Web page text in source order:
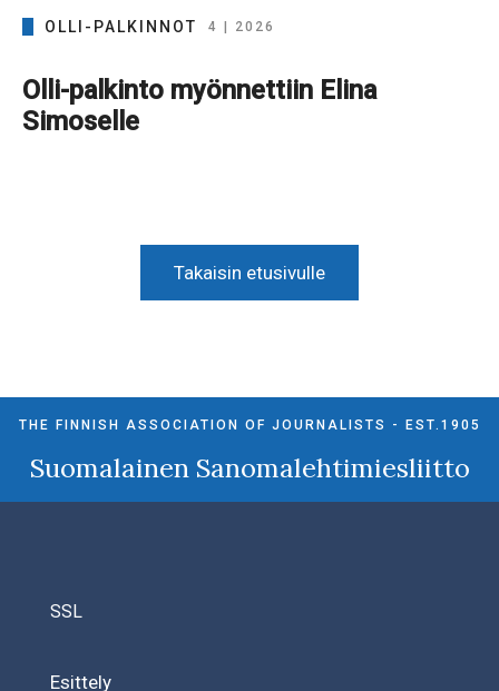
OLLI-PALKINNOT 4 | 2026
Olli-palkinto myönnettiin Elina
Simoselle
Takaisin etusivulle
THE FINNISH ASSOCIATION OF JOURNALISTS - EST.1905
Suomalainen Sanomalehtimiesliitto
SSL
Esittely